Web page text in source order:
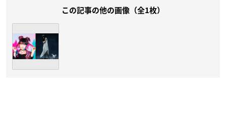
この記事の他の画像（全1枚）